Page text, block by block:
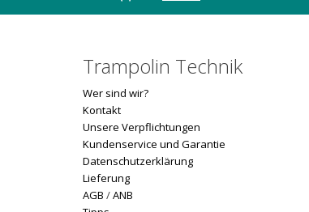
Trampolin Technik
Wer sind wir?
Kontakt
Unsere Verpflichtungen
Kundenservice und Garantie
Datenschutzerklärung
Lieferung
AGB /ANB